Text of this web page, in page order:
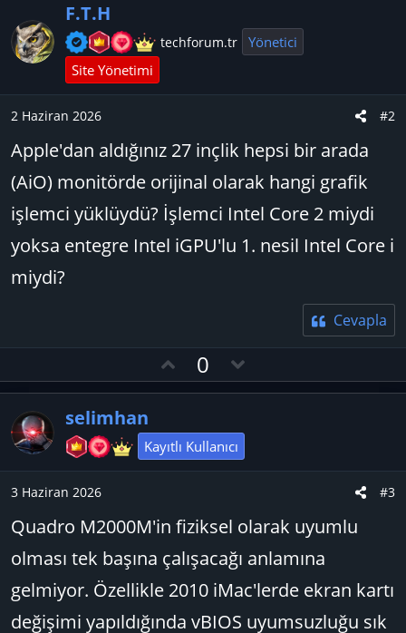
r
:
F.T.H
techforum.tr
Yönetici
Site Yönetimi
2 Haziran 2026 #2
Apple'dan aldığınız 27 inçlik hepsi bir arada
(AiO) monitörde orijinal olarak hangi grafik
işlemci yüklüydü? İşlemci Intel Core 2 miydi
yoksa entegre Intel iGPU'lu 1. nesil Intel Core i
miydi?
Cevapla
O
y
a
0
o
o
e
selimhan
Kayıtlı Kullanıcı
3 Haziran 2026 #3
Quadro M2000M'in fiziksel olarak uyumlu
olması tek başına çalışacağı anlamına
gelmiyor. Özellikle 2010 iMac'lerde ekran kartı
değişimi yapıldığında vBIOS uyumsuzluğu sık